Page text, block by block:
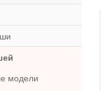
модели